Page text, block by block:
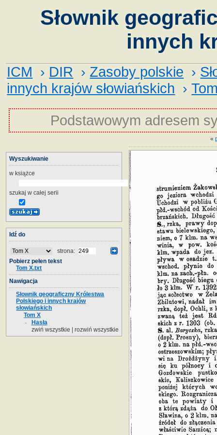
Słownik
innych
ICM › DIR › Zasoby polskie ›
innych krajów słowiańskich ›
Podstawowym adresem
«
Wyszukiwanie
w książce
szukaj w całej serii
Idź do
strona:
Pobierz pełen tekst
Tom X.txt
Nawigacja
Słownik geograficzny Królestwa
Polskiego i innych krajów
słowiańskich
Tom X
Hasła
zwiń wszystkie
rozwiń wszystkie